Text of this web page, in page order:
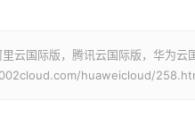
里云国际版，腾讯云国际版，华为
huaweicloud/